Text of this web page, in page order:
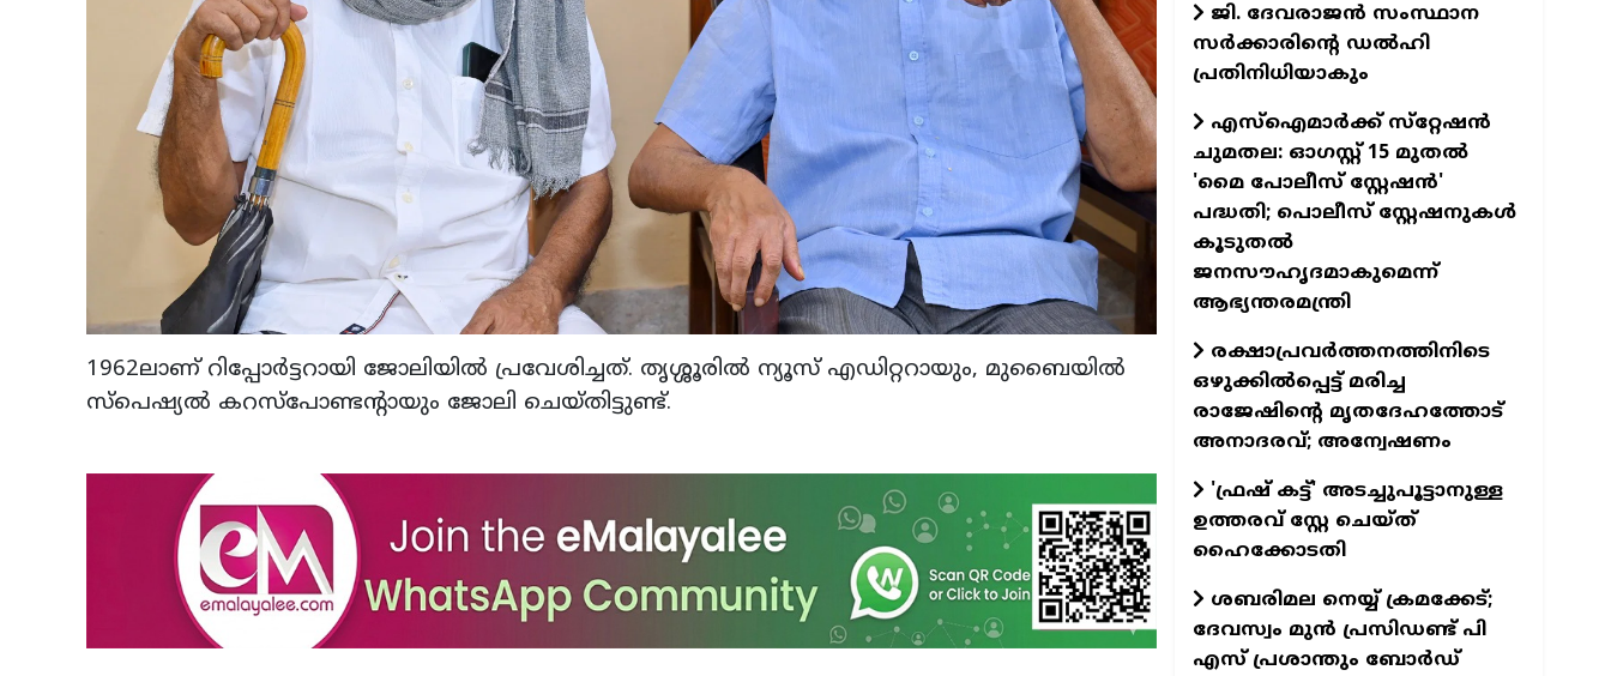
1962ലാണ് റിപ്പോര്‍ട്ടറായി ജോലിയില്‍ പ്രവേശിച്ചത്. തൃശ്ശൂരില്‍ ന്യൂസ് എഡിറ്ററായും, മുബൈയില്‍
സ്‌പെഷ്യല്‍ കറസ്‌പോണ്ടന്റായും ജോലി ചെയ്തിട്ടുണ്ട്.
ജി. ദേവരാജൻ സംസ്ഥാന
സർക്കാരിന്‍റെ ഡൽഹി
പ്രതിനിധിയാകും
എസ്‌ഐമാര്‍ക്ക് സ്‌റ്റേഷന്‍
ചുമതല: ഓഗസ്റ്റ് 15 മുതൽ
'മൈ പോലീസ് സ്റ്റേഷൻ'
പദ്ധതി; പൊലീസ് സ്റ്റേഷനുകൾ
കൂടുതല്‍
ജനസൗഹൃദമാകുമെന്ന്
ആഭ്യന്തരമന്ത്രി
രക്ഷാപ്രവര്‍ത്തനത്തിനിടെ
ഒഴുക്കില്‍പ്പെട്ട് മരിച്ച
രാജേഷിന്റെ മൃതദേഹത്തോട്
അനാദരവ്; അന്വേഷണം
'ഫ്രഷ് കട്ട്' അടച്ചുപൂട്ടാനുള്ള
ഉത്തരവ് സ്റ്റേ ചെയ്ത്
ഹൈക്കോടതി
ശബരിമല നെയ്യ് ക്രമക്കേട്;
ദേവസ്വം മുന്‍ പ്രസിഡണ്ട് പി
എസ് പ്രശാന്തും ബോര്‍ഡ്